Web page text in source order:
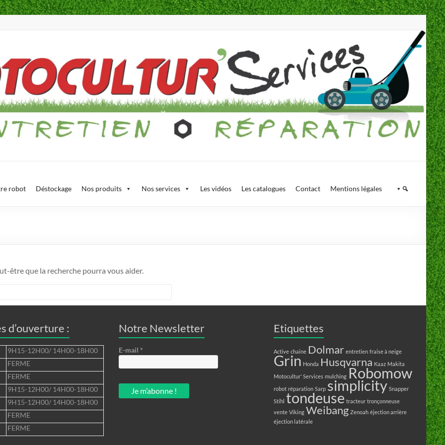
robot Déstockage Nos produits Nos services Les vidéos Les catalogues Contact Mentions légales
être que la recherche pourra vous aider.
d’ouverture :
9H15-12H00/ 14H00-18H00
FERME
FERME
9H15-12H00/ 14H00-18H00
9H15-12H00/ 14H00-18H00
FERME
FERME
Notre Newsletter
E-mail *
Etiquettes
Active chaine Dolmar entretien fraise à neige
Grin Honda Husqvarna Kaaz Makita
Motocultur' Services mulching Robomow
robot réparation Sarp simplicity Snapper
Stihl tondeuse tracteur tronçonneuse
vente Viking Weibang Zenoah éjection arrière
éjection latérale